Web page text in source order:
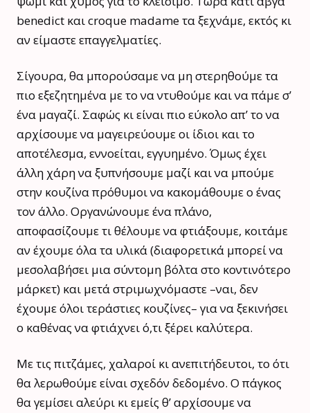
benedict και croque madame τα ξεχνάμε, εκτός κι
αν είμαστε επαγγελματίες.
Σίγουρα, θα μπορούσαμε να μη στερηθούμε τα
πιο εξεζητημένα με το να ντυθούμε και να πάμε σ’
ένα μαγαζί. Σαφώς κι είναι πιο εύκολο απ’ το να
αρχίσουμε να μαγειρεύουμε οι ίδιοι και το
αποτέλεσμα, εννοείται, εγγυημένο. Όμως έχει
άλλη χάρη να ξυπνήσουμε μαζί και να μπούμε
στην κουζίνα πρόθυμοι να κακομάθουμε ο ένας
τον άλλο. Οργανώνουμε ένα πλάνο,
αποφασίζουμε τι θέλουμε να φτιάξουμε, κοιτάμε
αν έχουμε όλα τα υλικά (διαφορετικά μπορεί να
μεσολαβήσει μια σύντομη βόλτα στο κοντινότερο
μάρκετ) και μετά στριμωχνόμαστε –ναι, δεν
έχουμε όλοι τεράστιες κουζίνες– για να ξεκινήσει
ο καθένας να φτιάχνει ό,τι ξέρει καλύτερα.
Με τις πιτζάμες, χαλαροί κι ανεπιτήδευτοι, το ότι
θα λερωθούμε είναι σχεδόν δεδομένο. Ο πάγκος
θα γεμίσει αλεύρι κι εμείς θ’ αρχίσουμε να